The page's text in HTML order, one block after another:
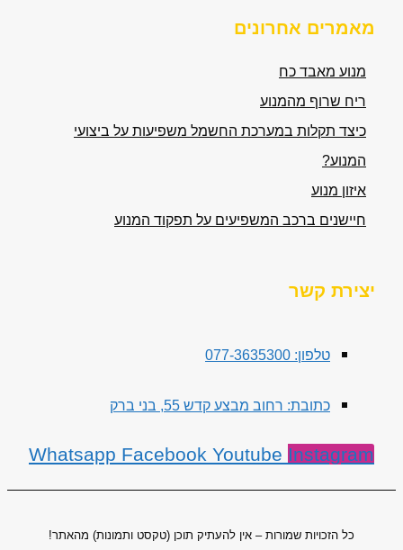
מאמרים אחרונים
מנוע מאבד כח
ריח שרוף מהמנוע
כיצד תקלות במערכת החשמל משפיעות על ביצועי
המנוע?
איזון מנוע
חיישנים ברכב המשפיעים על תפקוד המנוע
יצירת קשר
טלפון: 077-3635300
כתובת: רחוב מבצע קדש 55, בני ברק
Whatsapp Facebook Youtube Instagram
כל הזכויות שמורות – אין להעתיק תוכן (טקסט ותמונות) מהאתר!